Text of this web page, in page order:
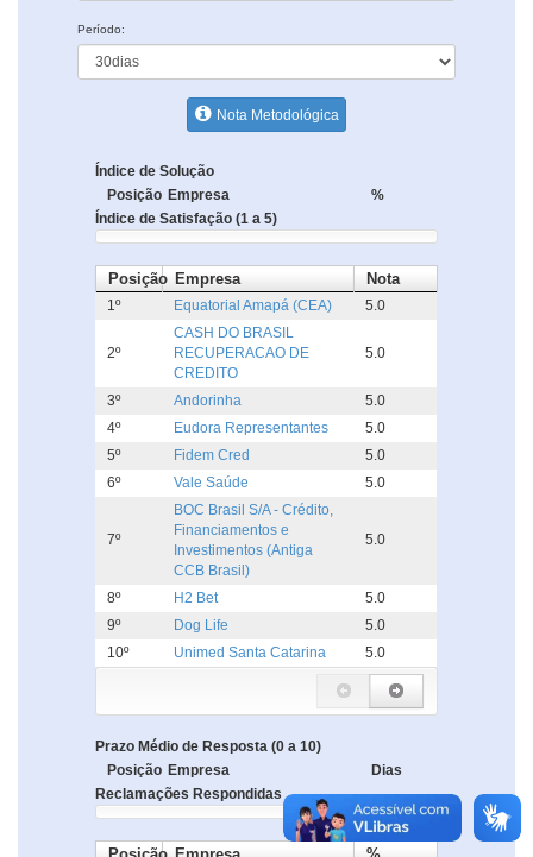
Período:
Nota Metodológica
Índice de Solução
Posição Empresa
%
Índice de Satisfação (1 a 5)
Posição Empresa Nota
1º Equatorial Amapá (CEA) 5.0
2º
CASH DO BRASIL
RECUPERACAO DE
CREDITO
5.0
3º Andorinha
5.0
4º
Eudora Representantes
5.0
5º
Fidem Cred
5.0
6º
Vale Saúde 5.0
7º
BOC Brasil S/A - Crédito,
Financiamentos e
Investimentos (Antiga
CCB Brasil)
5.0
8º H2 Bet
5.0
9º
Dog Life
5.0
10º
Unimed Santa Catarina 5.0
Prazo Médio de Resposta (0 a 10)
Posição Empresa
Dias
Reclamações Respondidas